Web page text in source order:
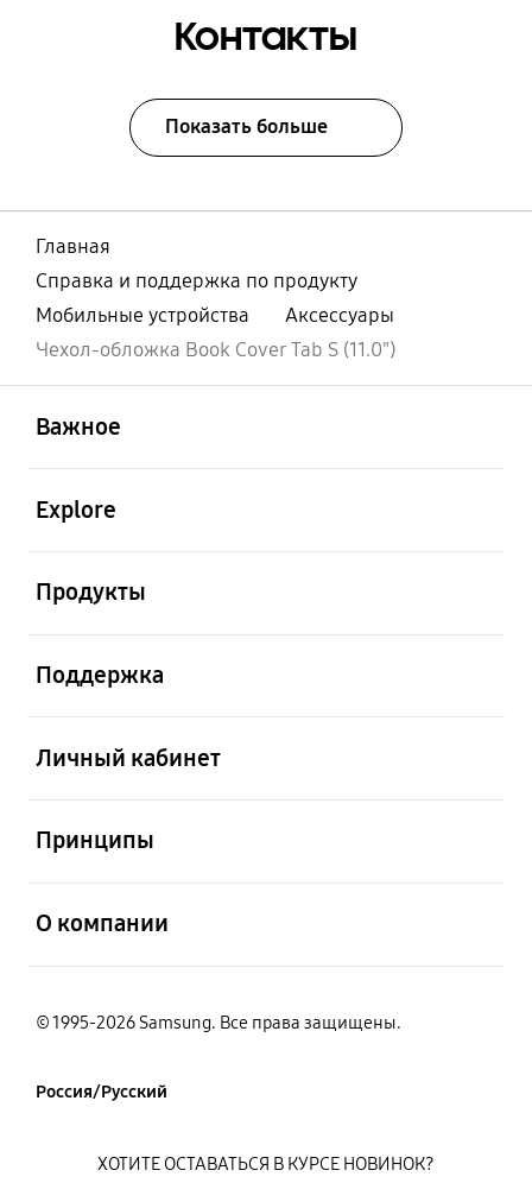
Контакты
Показать больше
Главная
Справка и поддержка по продукту
Мобильные устройства
Аксессуары
Чехол-обложка Book Cover Tab S (11.0")
Важное
Explore
Продукты
Поддержка
Личный кабинет
Принципы
О компании
© 1995-2026 Samsung. Все права защищены.
Россия/Русский
ХОТИТЕ ОСТАВАТЬСЯ В КУРСЕ НОВИНОК?